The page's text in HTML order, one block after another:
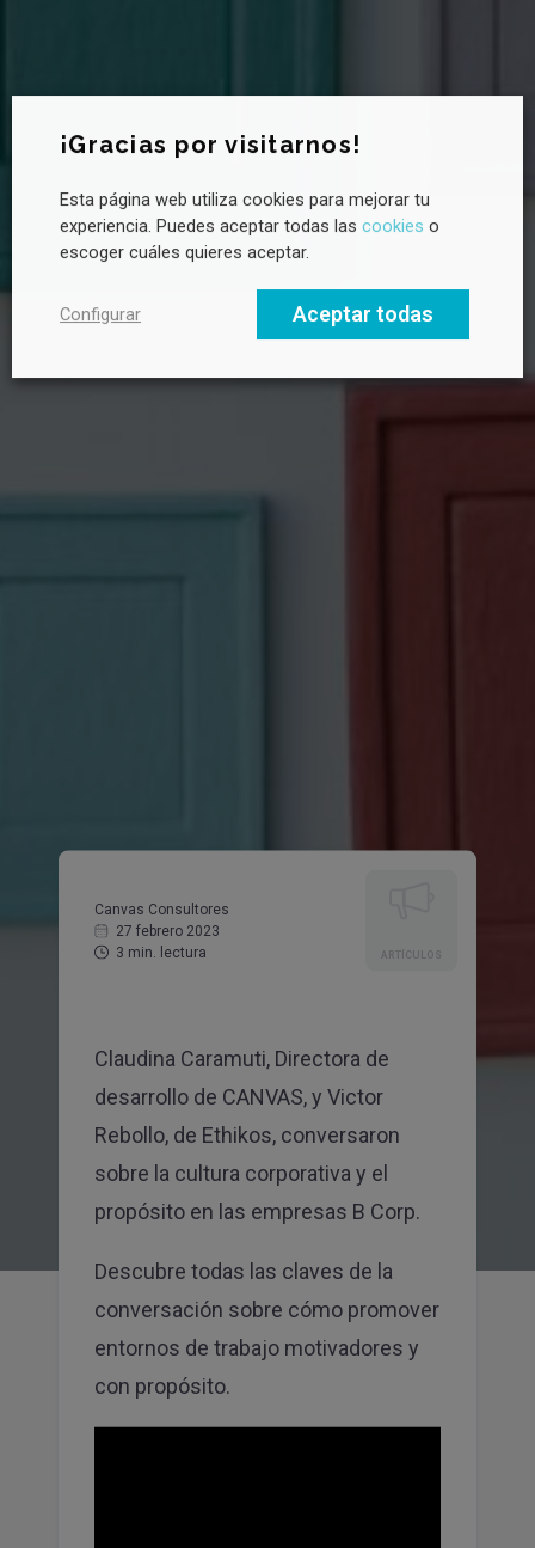
Canvas Consultores
27 febrero 2023
3 min. lectura
ARTÍCULOS
Claudina Caramuti, Directora de
desarrollo de CANVAS, y Victor
Rebollo, de Ethikos, conversaron
sobre la cultura corporativa y el
propósito en las empresas B Corp.
Descubre todas las claves de la
conversación sobre cómo promover
entornos de trabajo motivadores y
con propósito.
¡Gracias por visitarnos!
Esta página web utiliza cookies para mejorar tu
experiencia. Puedes aceptar todas las cookies o
escoger cuáles quieres aceptar.
Configurar Aceptar todas
¿Quieres saber más sobre sostenibilidad?
Suscríbete a la newsletter de CANVAS para recibir novedades
cada mes, tendencias clave y buenas prácticas en liderazgo
hacia un futuro sostenible.
Otro (Administración pública, ONG, etc.)
¿Aceptas recibir comunicaciones comerciales de
CANVAS Estrategias Sostenibles
No
Sí, acepto que mis datos se almacenen y se usen
para recibir la newsletter de Canvas
SUSCRIBIRME